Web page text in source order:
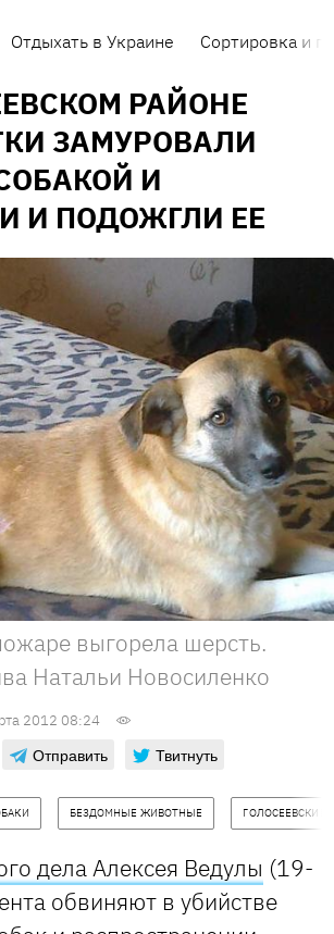
Отдыхать в Украине Сортировка и
РАЙОНЕ
ЗАМУРОВАЛИ
И
И ПОДОЖГЛИ ЕЕ
выгорела шерсть.
Натальи Новосиленко
2012 08:24
Отправить Твитнуть
БЕЗДОМНЫЕ ЖИВОТНЫЕ ГОЛОСЕЕВСКИЙ
дела Алексея Ведулы (19-
обвиняют в убийстве